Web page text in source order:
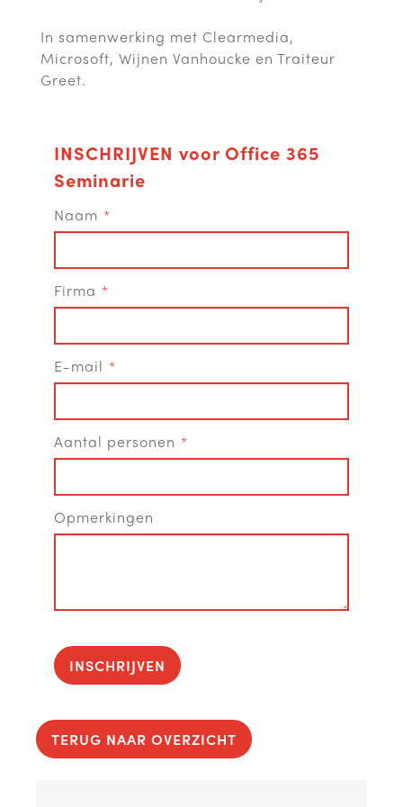
In samenwerking met Clearmedia,
Microsoft, Wijnen Vanhoucke en Traiteur
Greet.
INSCHRIJVEN voor Office 365
Seminarie
Naam
Firma
E-mail
Aantal personen
Opmerkingen
INSCHRIJVEN
TERUG NAAR OVERZICHT